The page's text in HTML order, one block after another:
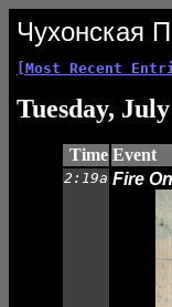
Чухонская
[Most Recent
Tuesday,
Time Event
2:19a Fire